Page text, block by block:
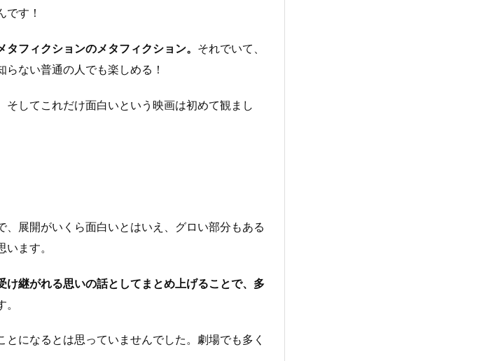
です！
タフィクションのメタフィクション。 それでいて、
ない普通の人でも楽しめる！
してこれだけ面白いという映画は初めて観まし
展開がいくら面白いとはいえ、グロい部分もある
ます。
継がれる思いの話としてまとめ上げることで、多
になるとは思っていませんでした。劇場でも多く